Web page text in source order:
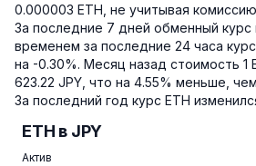
0.000003 ETH, не учитывая
За последние 7 дней обменный курс
временем за последние 24 часа
на -0.30%. Месяц назад стоимость 1
623.22 JPY, что на 4.55% меньше,
За последний год курс ETH
ETH в JPY
Актив